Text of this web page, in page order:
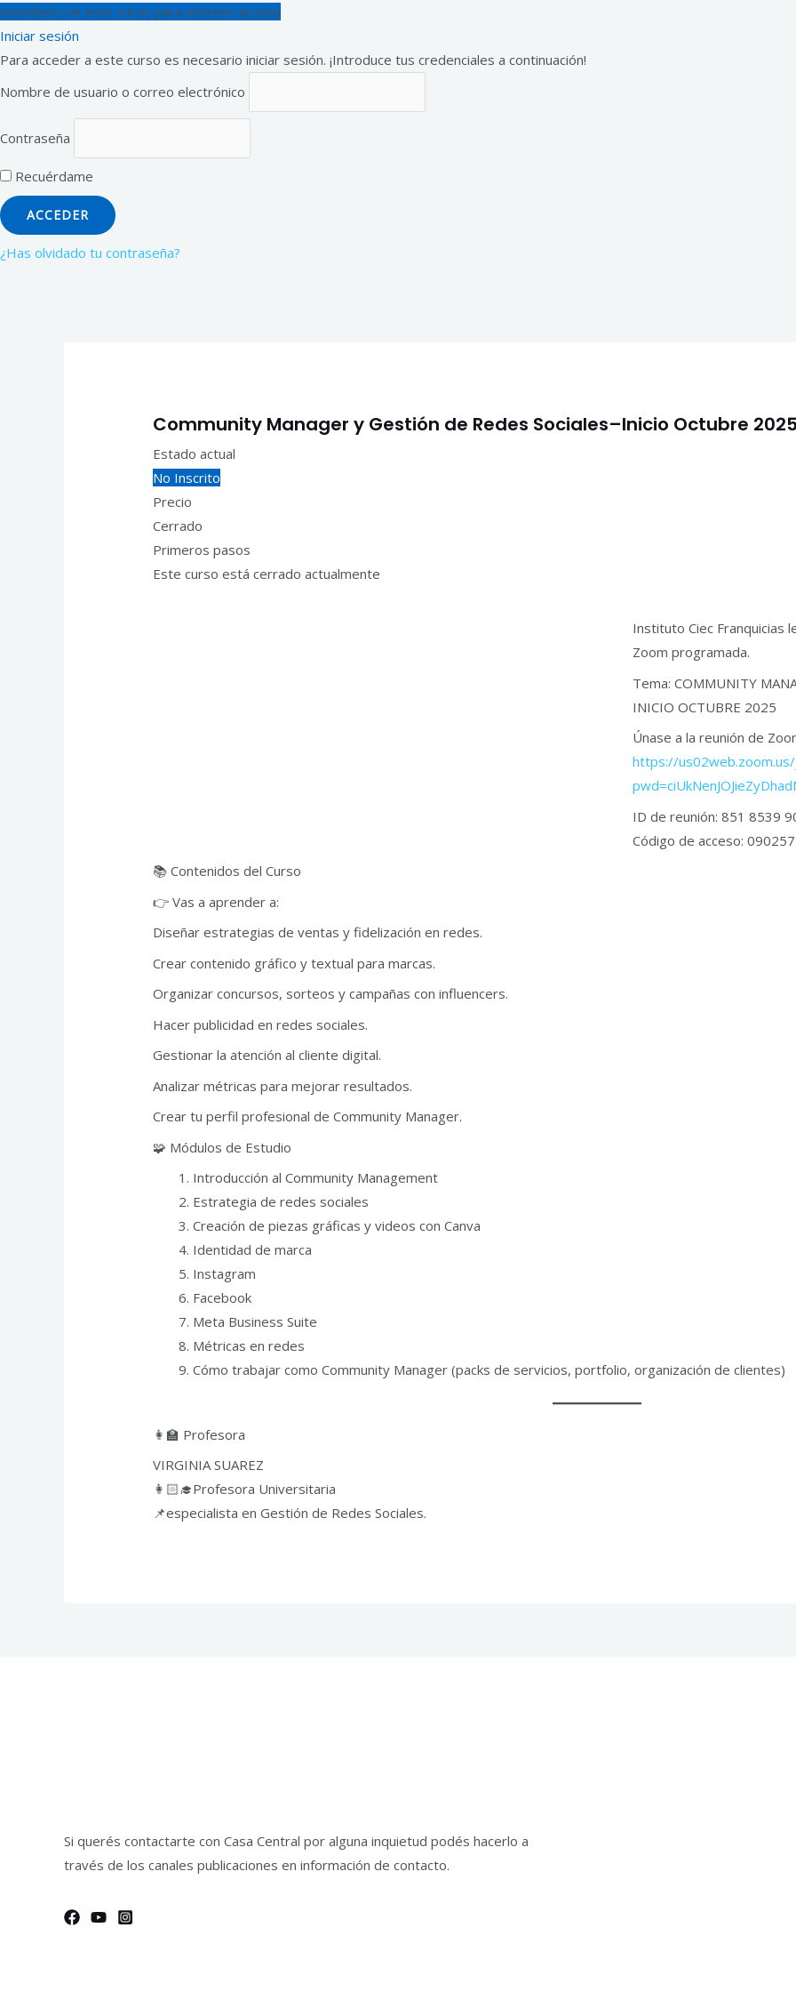
Inscríbete en este curso para obtener acceso
Iniciar sesión
Para acceder a este curso es necesario iniciar sesión. ¡Introduce tus credenciales a continuación!
Nombre de usuario o correo electrónico
Contraseña
Recuérdame
¿Has olvidado tu contraseña?
Ir
al
contenido
Community Manager y Gestión de Redes Sociales–Inicio Octubre
Estado actual
No Inscrito
Precio
Cerrado
Primeros pasos
Este curso está cerrado actualmente
Instituto Ciec Franquicias
Zoom programada.
Tema: COMMUNITY
INICIO OCTUBRE 2025
Únase a la reunión de
https://
ID de reunión: 851 8539
Código de acceso: 090257
📚 Contenidos del Curso
👉 Vas a aprender a:
Diseñar estrategias de ventas y fidelización en redes.
Crear contenido gráfico y textual para marcas.
Organizar concursos, sorteos y campañas con influencers.
Hacer publicidad en redes sociales.
Gestionar la atención al cliente digital.
Analizar métricas para mejorar resultados.
Crear tu perfil profesional de Community Manager.
🧩 Módulos de Estudio
Introducción al Community Management
Estrategia de redes sociales
Creación de piezas gráficas y videos con Canva
Identidad de marca
Instagram
Facebook
Meta Business Suite
Métricas en redes
Cómo trabajar como Community Manager (packs de servicios, portfolio, organización de clientes)
👩‍🏫 Profesora
VIRGINIA SUAREZ
👩🏻‍🎓Profesora Universitaria
📌especialista en Gestión de Redes Sociales.
Si querés contactarte con Casa Central por alguna inquietud podés hacerlo a
través de los canales publicaciones en información de contacto.